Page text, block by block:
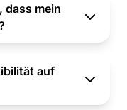
dass mein
auf